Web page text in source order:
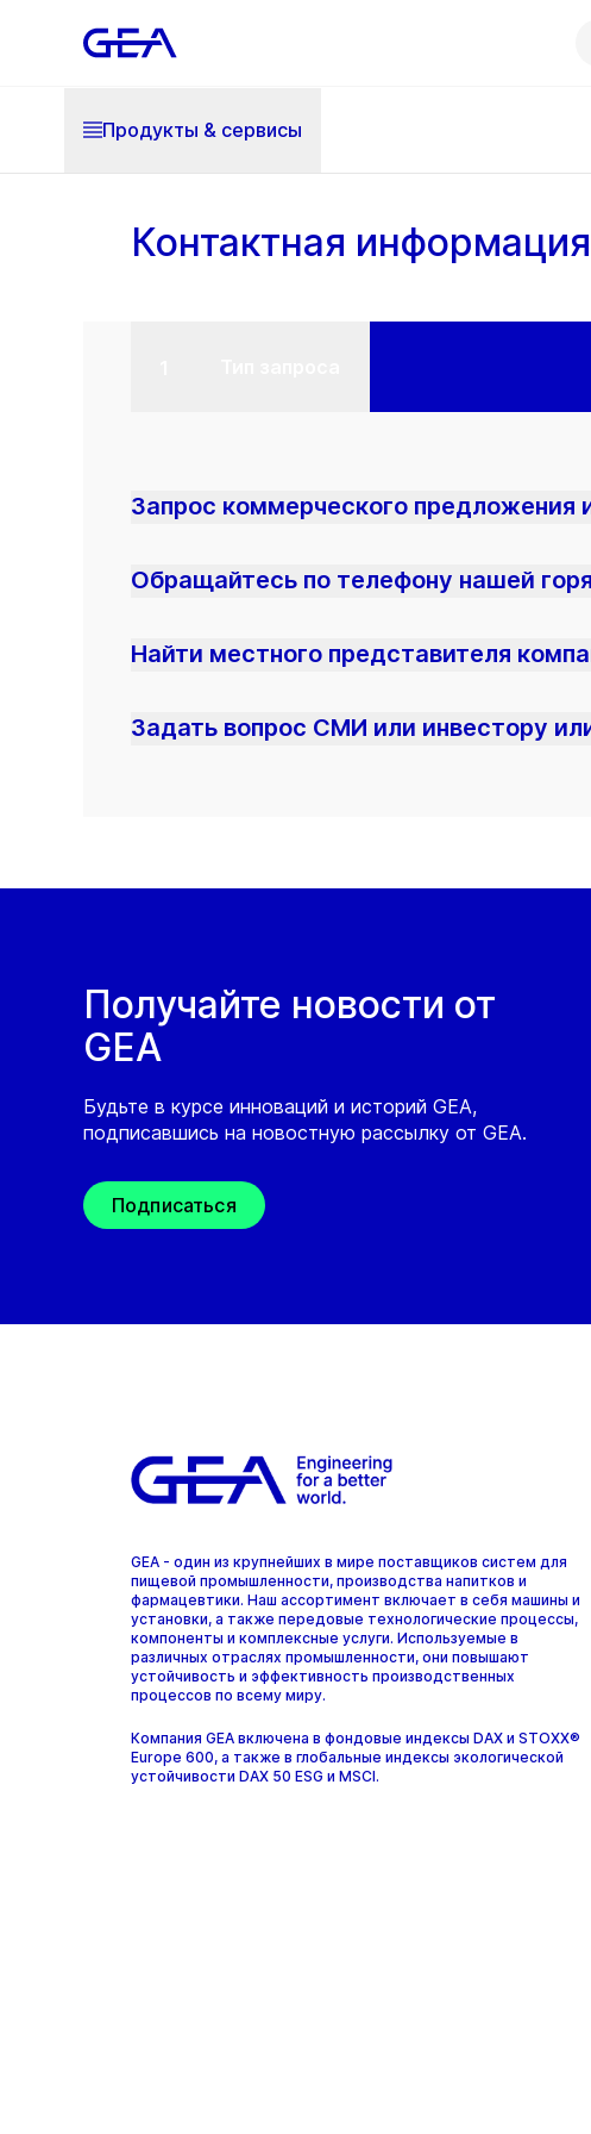
Продукты & cервисы
Контактная информация
Запрос коммерческого предложения
Обращайтесь по телефону нашей
Найти местного представителя
Задать вопрос СМИ или инвестору
Получайте новости от
GEA
Будьте в курсе инноваций и историй GEA,
подписавшись на новостную рассылку от GEA.
Подписаться
GEA - один из крупнейших в мире поставщиков систем для
пищевой промышленности, производства напитков и
фармацевтики. Наш ассортимент включает в себя машины и
установки, а также передовые технологические процессы,
компоненты и комплексные услуги. Используемые в
различных отраслях промышленности, они повышают
устойчивость и эффективность производственных
процессов по всему миру.
Компания GEA включена в фондовые индексы DAX и STOXX®
Europe 600, а также в глобальные индексы экологической
устойчивости DAX 50 ESG и MSCI.